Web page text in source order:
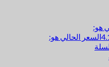
هو:
السعر الحالي هو: